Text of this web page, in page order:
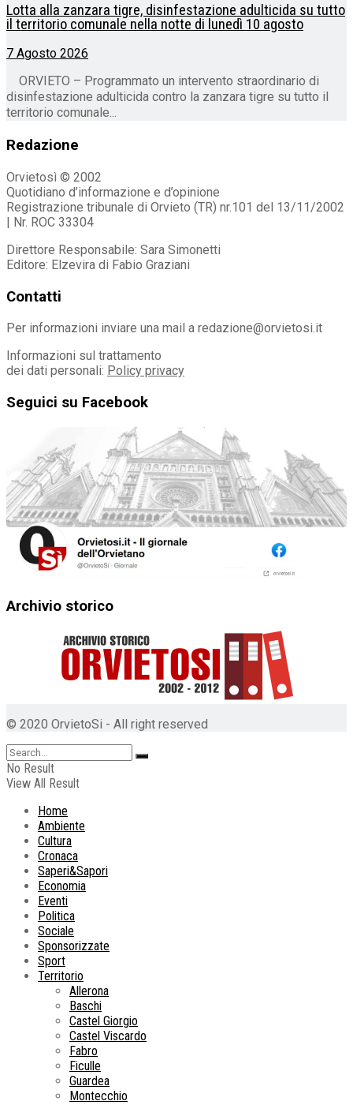
Lotta alla zanzara tigre, disinfestazione adulticida su tutto
il territorio comunale nella notte di lunedì 10 agosto
7 Agosto 2026
ORVIETO – Programmato un intervento straordinario di
disinfestazione adulticida contro la zanzara tigre su tutto il
territorio comunale...
Redazione
Orvietosì © 2002
Quotidiano d’informazione e d’opinione
Registrazione tribunale di Orvieto (TR) nr.101 del 13/11/2002
| Nr. ROC 33304
Direttore Responsabile: Sara Simonetti
Editore: Elzevira di Fabio Graziani
Contatti
Per informazioni inviare una mail a redazione@orvietosi.it
Informazioni sul trattamento
dei dati personali: Policy privacy
Seguici su Facebook
Archivio storico
© 2020 OrvietoSi - All right reserved
No Result
View All Result
Home
Ambiente
Cultura
Cronaca
Saperi&Sapori
Economia
Eventi
Politica
Sociale
Sponsorizzate
Sport
Territorio
Allerona
Baschi
Castel Giorgio
Castel Viscardo
Fabro
Ficulle
Guardea
Montecchio